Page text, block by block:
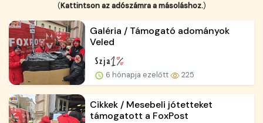
(Kattintson az adószámra a másoláshoz.)
Galéria / Támogató adományok
Veled
6 hónapja ezelőtt 225
Cikkek / Mesebeli jótetteket
támogatott a FoxPost